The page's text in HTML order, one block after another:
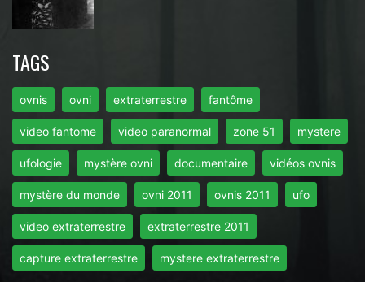
TAGS
ovnis ovni extraterrestre fantôme
video fantome video paranormal zone 51 mystere
ufologie mystère ovni documentaire vidéos ovnis
mystère du monde ovni 2011 ovnis 2011 ufo
video extraterrestre extraterrestre 2011
capture extraterrestre mystere extraterrestre